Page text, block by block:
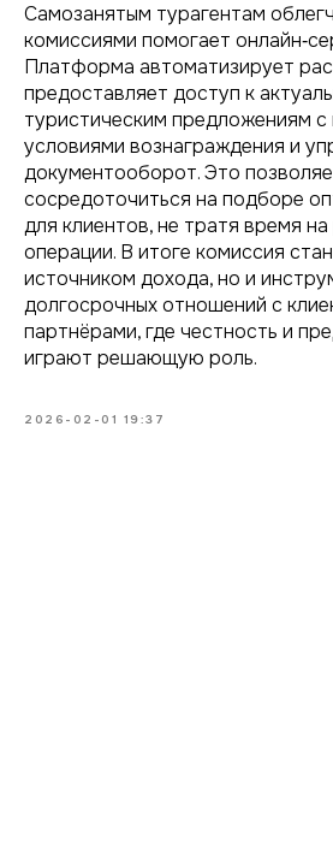
Самозанятым турагентам
комиссиями помогает
Платформа автоматизирует
предоставляет доступ к
туристическим предложениям
условиями вознаграждения и
документооборот. Это
сосредоточиться на подборе
для клиентов, не тратя время
операции. В итоге комиссия
источником дохода, но и
долгосрочных отношений с
партнёрами, где честность и
играют решающую роль.
2026-02-01 19:37